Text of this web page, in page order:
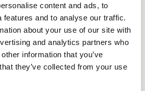
content and ads, to
features and to analyse our traffic.
about your use of our site with
and analytics partners who
information that you’ve
they’ve collected from your use
la même collection !
100% Laine
100% Polyester